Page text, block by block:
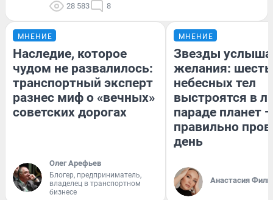
28 583 8
МНЕНИЕ
Наследие, которое
чудом не развалилось:
транспортный эксперт
разнес миф о «вечных»
советских дорогах
Олег Арефьев
Блогер, предприниматель,
владелец в транспортном
бизнесе
МНЕНИЕ
Звезды
желания: шесть
небесных тел
выстроятся в
параде планет
правильно
день
Анастасия